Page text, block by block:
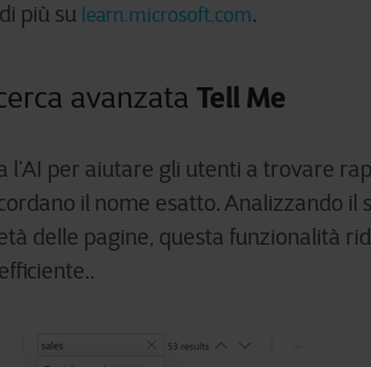
più su learn.microsoft.com.
avanzata Tell Me
l’AI per aiutare gli utenti a trovare
il nome esatto. Analizzando il
delle pagine, questa funzionalità